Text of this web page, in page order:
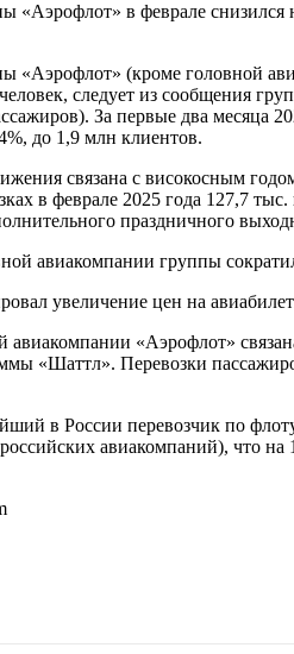
«Аэрофлот» в феврале
«Аэрофлот» (кроме головной
следует из сообщения
За первые два месяца
до 1,9 млн клиентов.
связана с високосным
в феврале 2025 года 127,7
праздничного
авиакомпании группы
увеличение цен на
авиакомпании «Аэрофлот»
«Шаттл». Перевозки
в России перевозчик по
авиакомпаний), что